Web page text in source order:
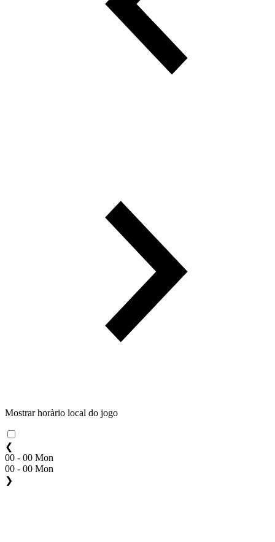
Mostrar horàrio local do jogo
❮
00 - 00 Mon
00 - 00 Mon
❯